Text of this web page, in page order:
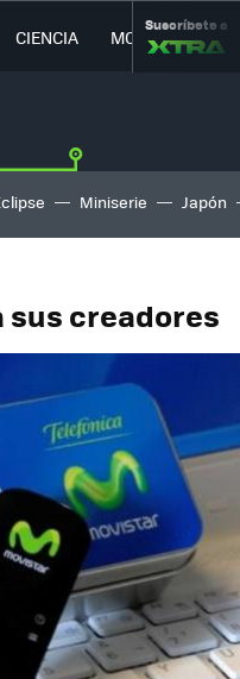
CIENCIA MOVILIDAD
Suscríbete a
Miniserie Japón
sus creadores